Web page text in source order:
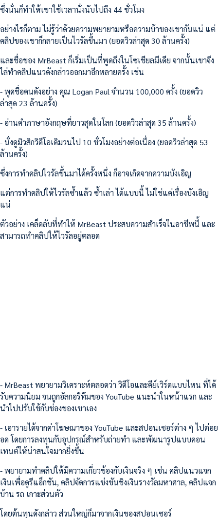
ซึ่งนั่นก็ทำให้เขาใช้เวลานั่งนับไปถึง 44 ชั่วโมง
อย่างไรก็ตาม ไม่รู้ว่าด้วยความพยายามหรือความบ้าของเขากันแน่ แต่
คลิปของเขาก็กลายเป็นไวรัลขึ้นมา (ยอดวิวล่าสุด 30 ล้านครั้ง)
และชื่อของ MrBeast ก็เริ่มเป็นที่พูดถึงในโซเชียลมีเดีย จากนั้นเขาจึง
ไล่ทำคลิปแนวดังกล่าวออกมาอีกหลายครั้ง เช่น
- พูดชื่อคนดังอย่าง คุณ Logan Paul จำนวน 100,000 ครั้ง (ยอดวิว
ล่าสุด 23 ล้านครั้ง)
- อ่านคำภาษาอังกฤษที่ยาวสุดในโลก (ยอดวิวล่าสุด 35 ล้านครั้ง)
- นั่งดูมิวสิกวิดีโอเดิมวนไป 10 ชั่วโมงอย่างต่อเนื่อง (ยอดวิวล่าสุด 53
ล้านครั้ง)
ซึ่งการทำคลิปไวรัลขึ้นมาได้ครั้งหนึ่ง ก็อาจเกิดจากความบังเอิญ
แต่การทำคลิปให้ไวรัลซ้ำแล้ว ซ้ำเล่า ได้แบบนี้ ไม่ใช่แค่เรื่องบังเอิญ
แน่
ตัวอย่าง เคล็ดลับที่ทำให้ MrBeast ประสบความสำเร็จในอาชีพนี้ และ
สามารถทำคลิปให้ไวรัลอยู่ตลอด
- MrBeast พยายามวิเคราะห์ตลอดว่า วิดีโอและคีย์เวิร์ดแบบไหน ที่ได้
รับความนิยม จนถูกอัลกอริทึมของ YouTube แนะนำในหน้าแรก และ
นำไปปรับใช้กับช่องของเขาเอง
- เอารายได้จากค่าโฆษณาของ YouTube และสปอนเซอร์ต่าง ๆ ไปต่อย
อด โดยการลงทุนกับอุปกรณ์สำหรับถ่ายทำ และพัฒนารูปแบบคอน
เทนต์ให้น่าสนใจมากยิ่งขึ้น
- พยายามทำคลิปให้มีความเกี่ยวข้องกับเงินจริง ๆ เช่น คลิปแนวแจก
เงินเพื่อดูรีแอ็กชัน, คลิปจัดการแข่งขันชิงเงินรางวัลมหาศาล, คลิปแจก
บ้าน รถ เกาะส่วนตัว
โดยต้นทุนดังกล่าว ส่วนใหญ่ก็มาจากเงินของสปอนเซอร์